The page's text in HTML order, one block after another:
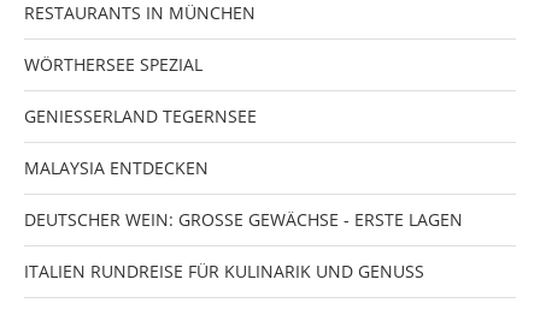
RESTAURANTS IN MÜNCHEN
WÖRTHERSEE SPEZIAL
GENIESSERLAND TEGERNSEE
MALAYSIA ENTDECKEN
DEUTSCHER WEIN: GROSSE GEWÄCHSE - ERSTE LAGEN
ITALIEN RUNDREISE FÜR KULINARIK UND GENUSS